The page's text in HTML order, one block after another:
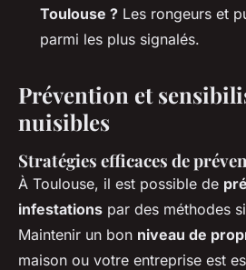
Toulouse ? Les rongeurs et
parmi les plus signalés.
Prévention et
nuisibles
Stratégies efficaces de
À Toulouse, il est possible de
infestations par des méthodes
Maintenir un bon niveau de
maison ou votre entreprise est